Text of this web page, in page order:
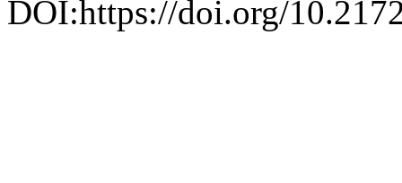
DOI:https://doi.org/